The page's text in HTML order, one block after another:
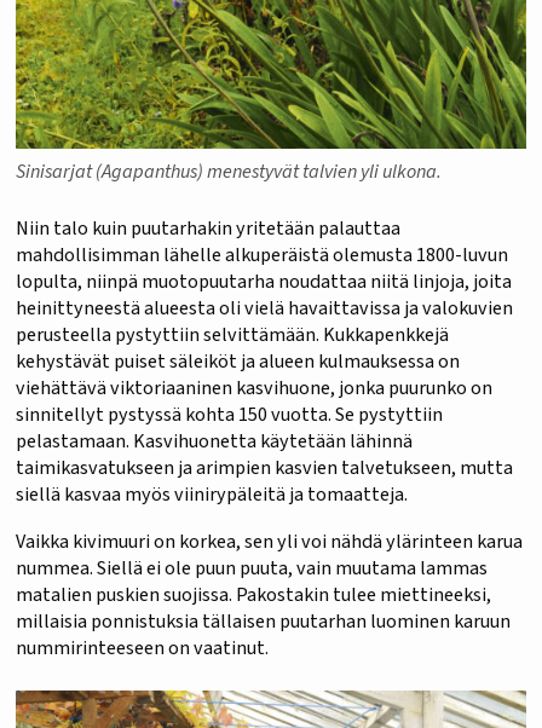
Sinisarjat (Agapanthus) menestyvät talvien yli ulkona.
Niin talo kuin puutarhakin yritetään palauttaa
mahdollisimman lähelle alkuperäistä olemusta 1800-luvun
lopulta, niinpä muotopuutarha noudattaa niitä linjoja, joita
heinittyneestä alueesta oli vielä havaittavissa ja valokuvien
perusteella pystyttiin selvittämään. Kukkapenkkejä
kehystävät puiset säleiköt ja alueen kulmauksessa on
viehättävä viktoriaaninen kasvihuone, jonka puurunko on
sinnitellyt pystyssä kohta 150 vuotta. Se pystyttiin
pelastamaan. Kasvihuonetta käytetään lähinnä
taimikasvatukseen ja arimpien kasvien talvetukseen, mutta
siellä kasvaa myös viinirypäleitä ja tomaatteja.
Vaikka kivimuuri on korkea, sen yli voi nähdä ylärinteen karua
nummea. Siellä ei ole puun puuta, vain muutama lammas
matalien puskien suojissa. Pakostakin tulee miettineeksi,
millaisia ponnistuksia tällaisen puutarhan luominen karuun
nummirinteeseen on vaatinut.